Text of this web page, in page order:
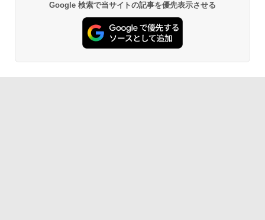
Google 検索で当サイトの記事を優先表示させる